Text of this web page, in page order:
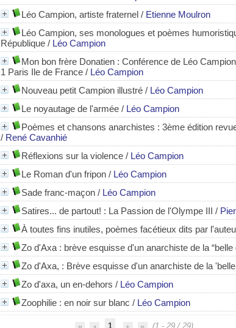
Léo Campion, artiste fraternel / Etienne Moulron
Léo Campion, ses monologues et poèmes
République / Léo Campion
Mon bon frère Donatien : Conférence de Léo
1 Paris Ile de France / Léo Campion
Nouveau petit Campion illustré / Léo Campion
Le noyautage de l'armée / Léo Campion
Poèmes et chansons anarchistes : 3ème édition
/ René Cavanhié
Réflexions sur la violence / Léo Campion
Le Roman d'un fripon / Léo Campion
Sade franc-maçon / Léo Campion
Satires... de partout! : La Passion de l'Olympe III /
À toutes fins inutiles, poèmes facétieux dits par
Zo d'Axa : brève esquisse d'un anarchiste de la “belle
Zo d'Axa, : Brève esquisse d'un anarchiste de la 'belle
Zo d'axa, un en-dehors / Léo Campion
Zoophilie : en noir sur blanc / Léo Campion
1 (1 - 29 / 29)